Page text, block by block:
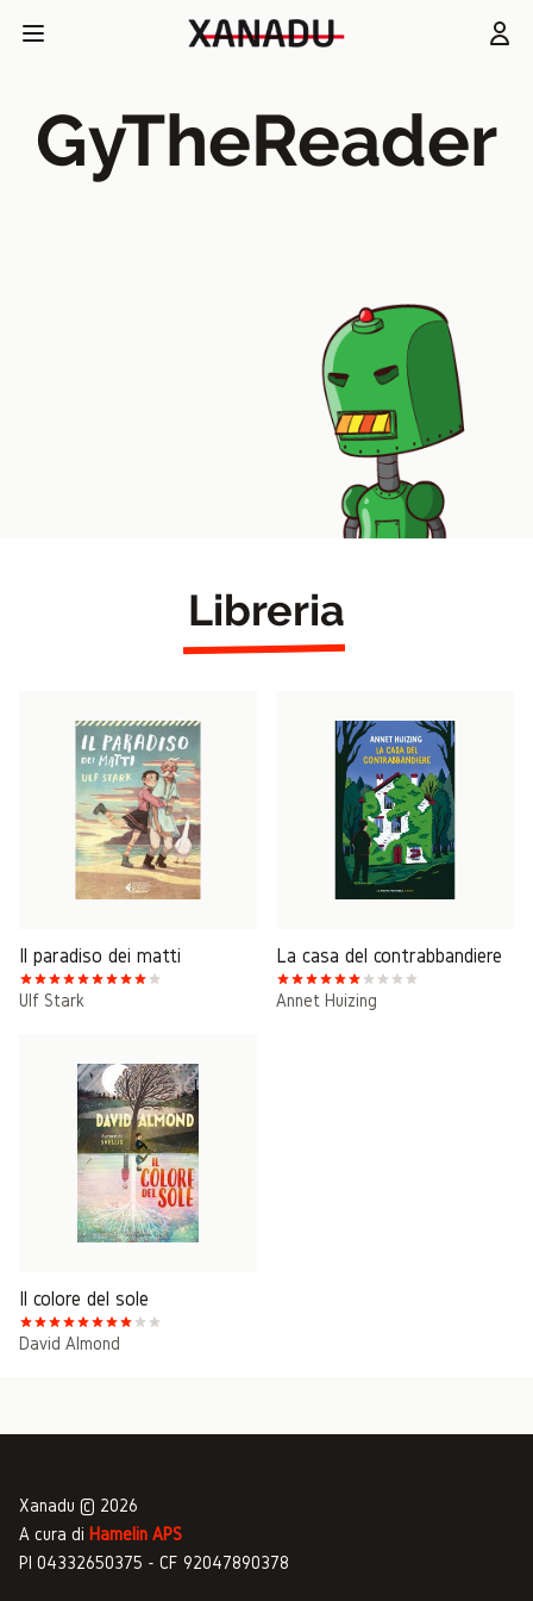
GyTheReader
Libreria
Il paradiso dei matti
Ulf Stark
La casa del contrabbandiere
Annet Huizing
Il colore del sole
David Almond
Xanadu © 2026
A cura di Hamelin APS
PI 04332650375 - CF 92047890378